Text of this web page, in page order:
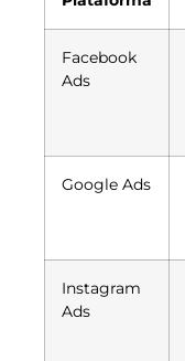
Facebook
Ads
Google Ads
Instagram
Ads